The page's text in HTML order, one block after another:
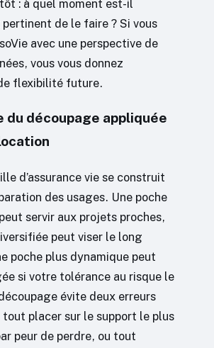
: à quel moment est-il
de le faire ? Si vous
avec une perspective de
vous vous donnez
flexibilité future.
du découpage appliquée
d’assurance vie se construit
des usages. Une poche
servir aux projets proches,
peut viser le long
poche plus dynamique peut
si votre tolérance au risque le
évite deux erreurs
tout placer sur le support le plus
peur de perdre, ou tout